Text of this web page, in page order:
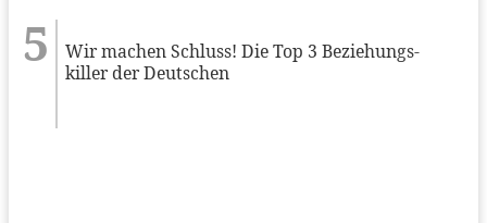
Wir machen Schluss! Die Top 3 Beziehungs-
killer der Deutschen